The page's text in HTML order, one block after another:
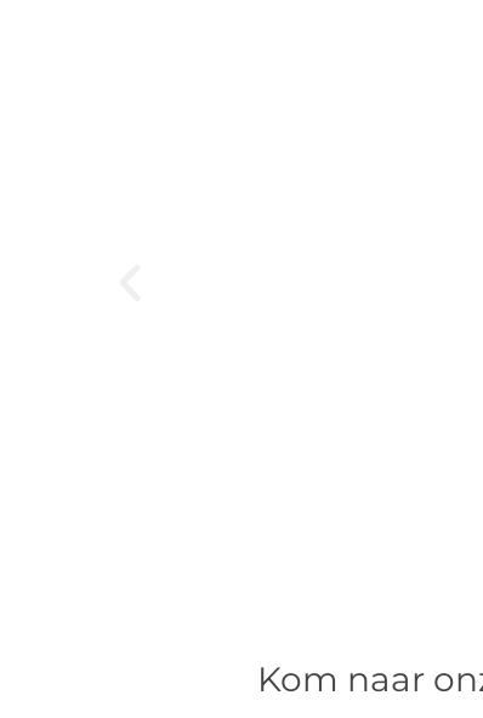
Kom naar